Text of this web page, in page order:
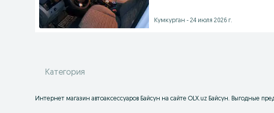
Кумкурган - 24 июля 2026 г.
Категория
Интернет магазин автоаксессуаров Байсун на сайте OLX.uz Байсун. Выгодные